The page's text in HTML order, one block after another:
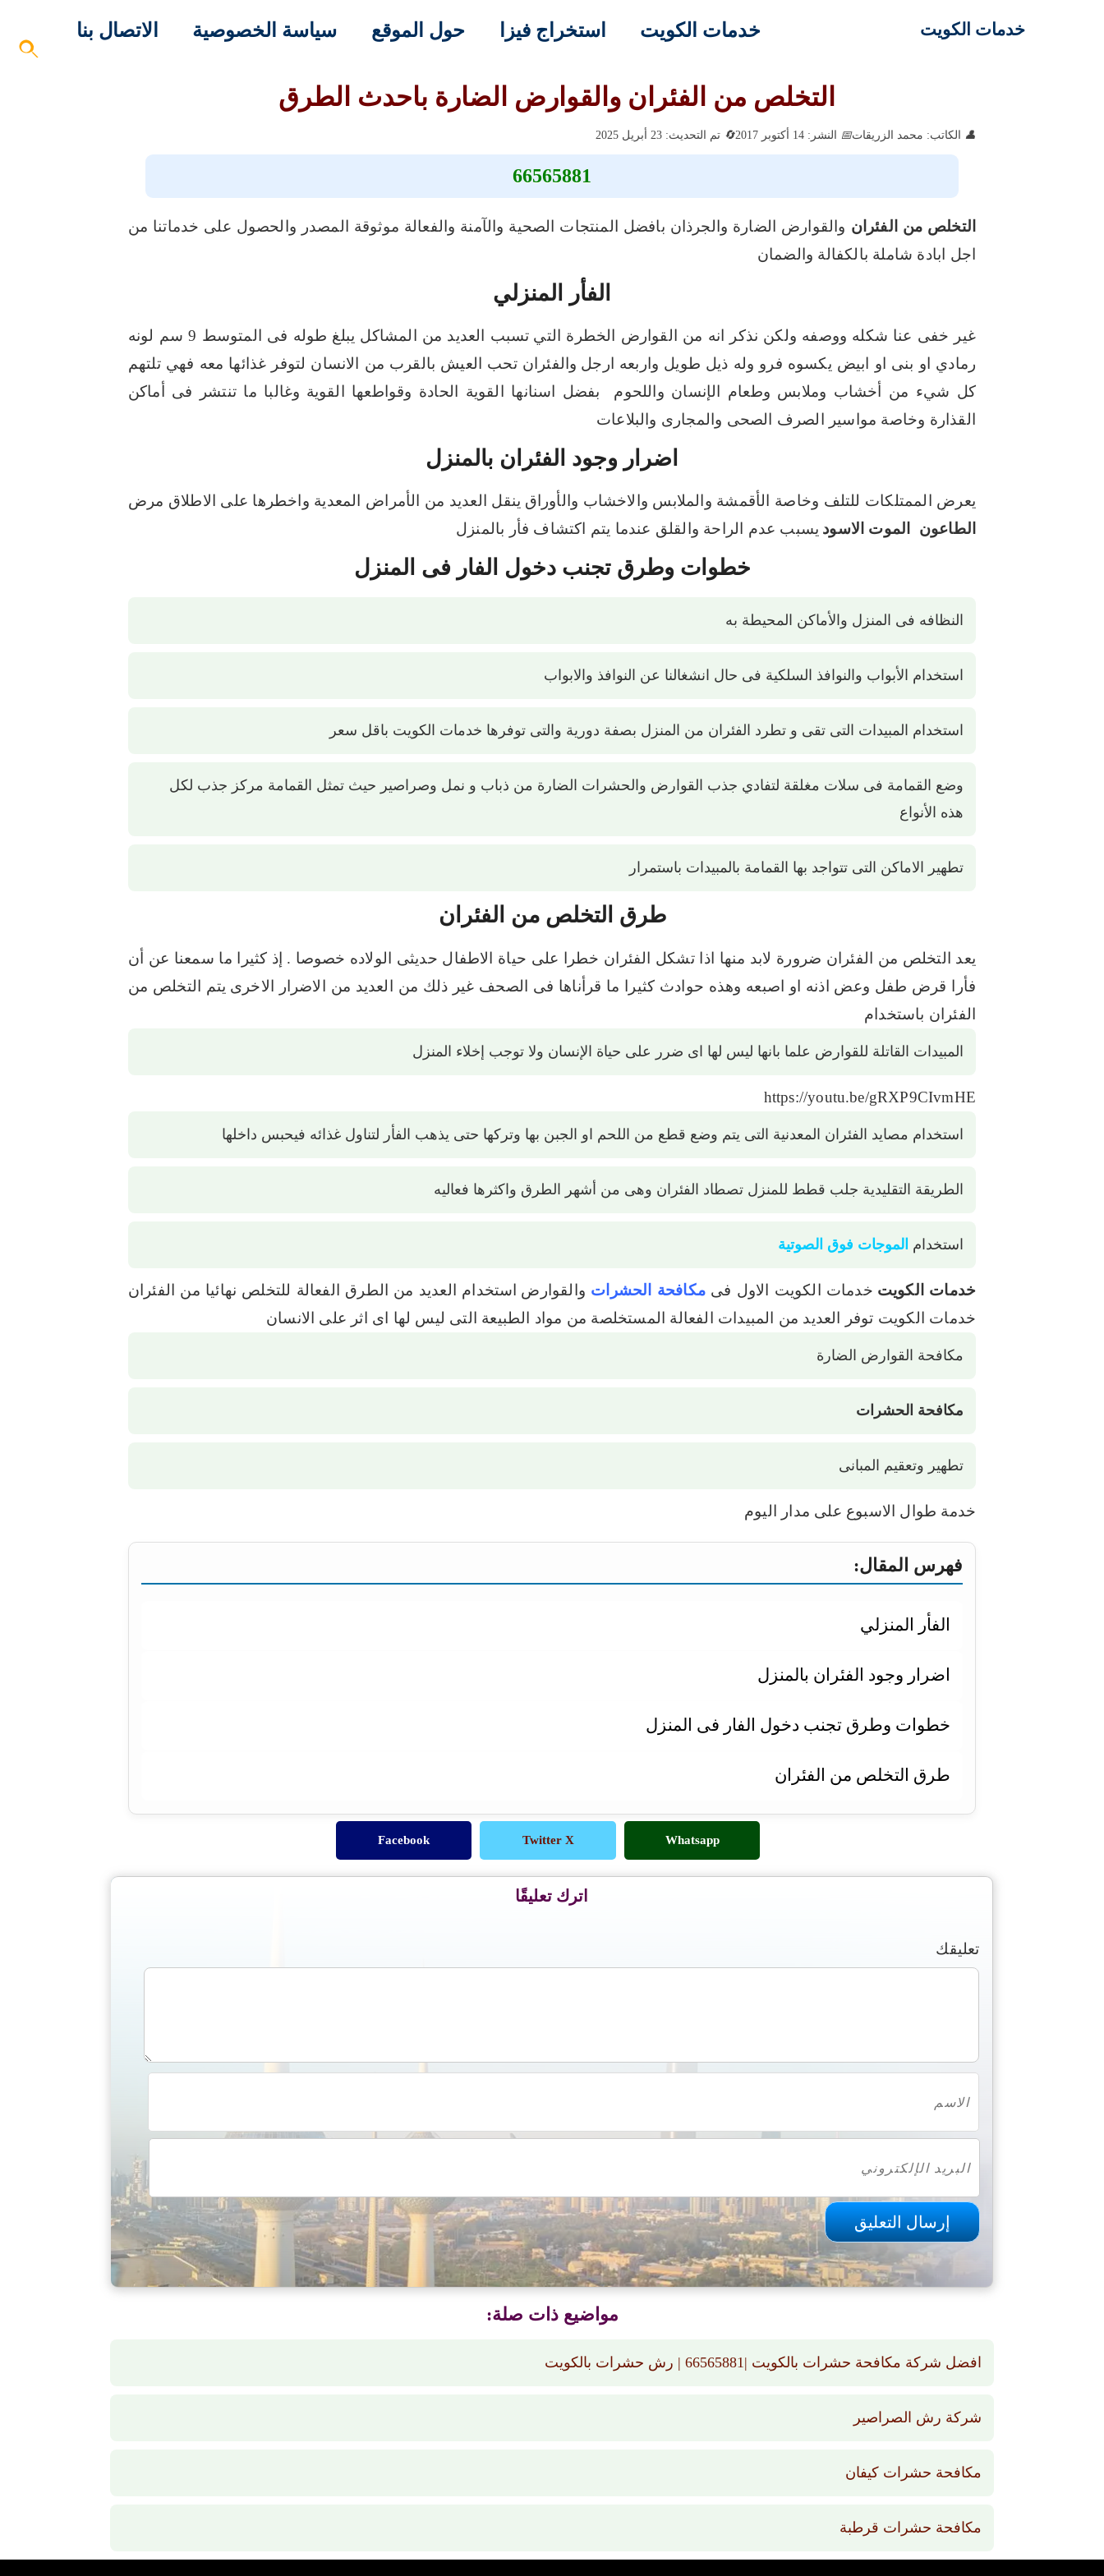
خدمات الكويت خدمات الكويت استخراج فيزا حول الموقع سياسة الخصوصية الاتصال بنا
التخلص من الفئران والقوارض الضارة باحدث الطرق
الكاتب: محمد الزريقات النشر: 14 أكتوبر 2017 تم التحديث: 23 أبريل 2025
66565881
التخلص من الفئران والقوارض الضارة والجرذان بافضل المنتجات الصحية والآمنة والفعالة موثوقة المصدر والحصول على خدماتنا من
اجل ابادة شاملة بالكفالة والضمان
الفأر المنزلي
غير خفى عنا شكله ووصفه ولكن نذكر انه من القوارض الخطرة التي
تسبب العديد من المشاكل يبلغ طوله فى المتوسط 9 سم لونه
رمادي او بنى او ابيض يكسوه فرو وله ذيل طويل واربعه ارجل والفئران تحب العيش بالقرب من الانسان لتوفر غذائها معه فهي تلتهم
كل شيء من أخشاب وملابس وطعام الإنسان واللحوم بفضل اسنانها القوية الحادة وقواطعها القوية وغالبا ما تنتشر فى أماكن
القذارة وخاصة مواسير الصرف الصحى والمجارى والبلاعات
اضرار وجود الفئران بالمنزل
يعرض الممتلكات للتلف وخاصة الأقمشة والملابس والاخشاب والأوراق ينقل العديد من الأمراض المعدية واخطرها على الاطلاق مرض
الطاعون الموت الاسود يسبب عدم الراحة والقلق عندما يتم اكتشاف فأر بالمنزل
خطوات وطرق تجنب دخول الفار فى المنزل
النظافه فى المنزل والأماكن المحيطة به
استخدام الأبواب والنوافذ السلكية فى حال انشغالنا عن النوافذ والابواب
استخدام المبيدات التى تقى و تطرد الفئران من المنزل بصفة دورية والتى توفرها خدمات الكويت باقل سعر
وضع القمامة فى سلات مغلقة لتفادي جذب القوارض والحشرات الضارة من ذباب و نمل وصراصير حيث تمثل القمامة مركز جذب لكل
هذه الأنواع
تطهير الاماكن التى تتواجد بها القمامة بالمبيدات باستمرار
طرق التخلص من الفئران
يعد التخلص من الفئران ضرورة لابد منها اذا تشكل الفئران خطرا على حياة الاطفال حديثى الولاده خصوصا . إذ كثيرا ما سمعنا عن أن
فأرا قرض طفل وعض اذنه او اصبعه وهذه حوادث كثيرا ما قرأناها فى الصحف غير ذلك من العديد من الاضرار الاخرى يتم التخلص من
الفئران باستخدام
المبيدات القاتلة للقوارض علما بانها ليس لها اى ضرر على حياة الإنسان ولا توجب إخلاء المنزل
https://youtu.be/gRXP9CIvmHE
استخدام مصايد الفئران المعدنية التى يتم وضع قطع من اللحم او الجبن بها وتركها حتى يذهب الفأر لتناول غذائه فيحبس داخلها
الطريقة التقليدية جلب قطط للمنزل تصطاد الفئران وهى من أشهر الطرق واكثرها فعاليه
استخدام الموجات فوق الصوتية
خدمات الكويت خدمات الكويت الاول فى مكافحة الحشرات والقوارض استخدام العديد من الطرق الفعالة للتخلص نهائيا من الفئران
خدمات الكويت توفر العديد من المبيدات الفعالة المستخلصة من مواد الطبيعة التى ليس لها اى اثر على الانسان
مكافحة القوارض الضارة
مكافحة الحشرات
تطهير وتعقيم المبانى
خدمة طوال الاسبوع على مدار اليوم
فهرس المقال:
الفأر المنزلي
اضرار وجود الفئران بالمنزل
خطوات وطرق تجنب دخول الفار فى المنزل
طرق التخلص من الفئران
Whatsapp
Twitter X
Facebook
اترك تعليقًا
تعليقك
مواضيع ذات صلة:
افضل شركة مكافحة حشرات بالكويت |66565881 | رش حشرات بالكويت
شركة رش الصراصير
مكافحة حشرات كيفان
مكافحة حشرات قرطبة